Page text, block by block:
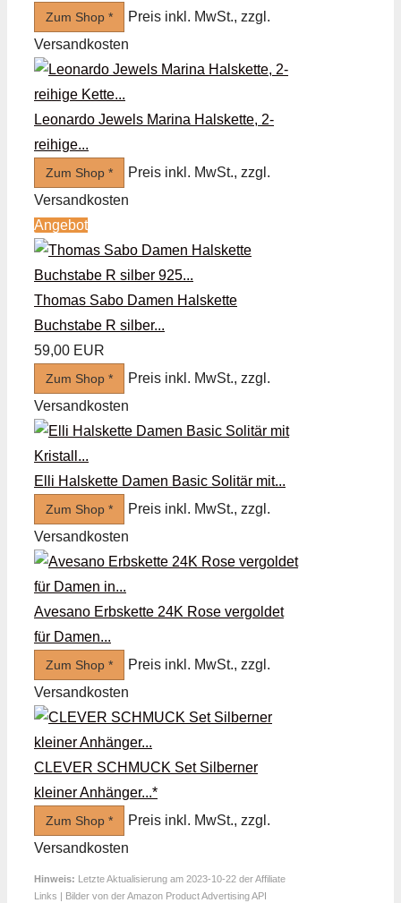
Zum Shop *
Preis inkl. MwSt., zzgl.
Versandkosten
Leonardo Jewels Marina Halskette, 2-
reihige...
Zum Shop *
Preis inkl. MwSt., zzgl.
Versandkosten
Angebot
Thomas Sabo Damen Halskette
Buchstabe R silber...
59,00 EUR
Zum Shop *
Preis inkl. MwSt., zzgl.
Versandkosten
Elli Halskette Damen Basic Solitär mit...
Zum Shop *
Preis inkl. MwSt., zzgl.
Versandkosten
Avesano Erbskette 24K Rose vergoldet
für Damen...
Zum Shop *
Preis inkl. MwSt., zzgl.
Versandkosten
CLEVER SCHMUCK Set Silberner
kleiner Anhänger...*
Zum Shop *
Preis inkl. MwSt., zzgl.
Versandkosten
Hinweis: Letzte Aktualisierung am 2023-10-22 der Affiliate
Links | Bilder von der Amazon Product Advertising API